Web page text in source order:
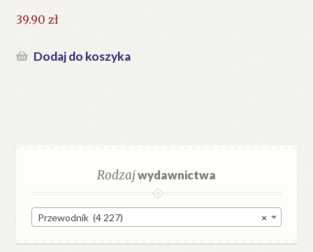
39.90 zł
Dodaj do koszyka
Rodzajwydawnictwa
×
Przewodnik (4 227)